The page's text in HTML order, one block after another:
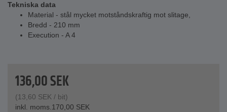
Tekniska data
Material - stål mycket motståndskraftig mot slitage,
Bredd - 210 mm
Execution - A 4
136,00SEK
(13,60 SEK / bit)
inkl. moms.170,00 SEK